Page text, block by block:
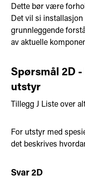
Dette bør være
Det vil si
grunnleggende
av aktuelle
Spørsmål 2D
utstyr
Tillegg J Liste over
For utstyr med
det beskrives
Svar 2D